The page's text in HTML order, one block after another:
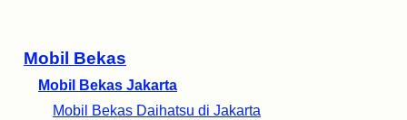
Mobil Bekas
Mobil Bekas Jakarta
Mobil Bekas Daihatsu di Jakarta